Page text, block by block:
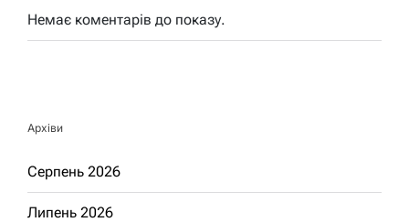
Немає коментарів до показу.
Архіви
Серпень 2026
Липень 2026